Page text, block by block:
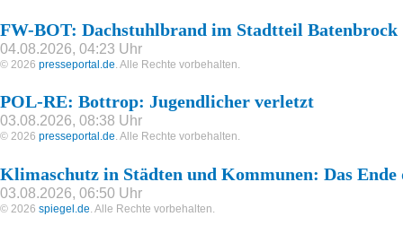
FW-BOT: Dachstuhlbrand im Stadtteil Batenbrock
04.08.2026, 04:23 Uhr
© 2026 presseportal.de . Alle Rechte vorbehalten.
POL-RE: Bottrop: Jugendlicher verletzt
03.08.2026, 08:38 Uhr
© 2026 presseportal.de. Alle Rechte vorbehalten.
Klimaschutz in Städten und Kommunen: Das
03.08.2026, 06:50 Uhr
© 2026 spiegel.de . Alle Rechte vorbehalten.